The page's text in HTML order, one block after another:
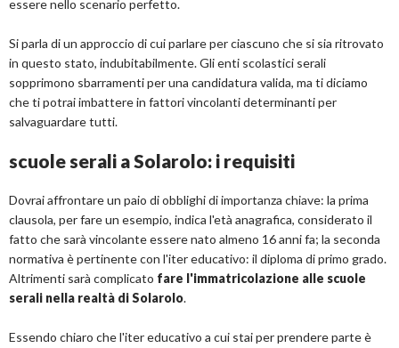
essere nello scenario perfetto.
Si parla di un approccio di cui parlare per ciascuno che si sia ritrovato
in questo stato, indubitabilmente. Gli enti scolastici serali
sopprimono sbarramenti per una candidatura valida, ma ti diciamo
che ti potrai imbattere in fattori vincolanti determinanti per
salvaguardare tutti.
scuole serali a Solarolo: i requisiti
Dovrai affrontare un paio di obblighi di importanza chiave: la prima
clausola, per fare un esempio, indica l'età anagrafica, considerato il
fatto che sarà vincolante essere nato almeno 16 anni fa; la seconda
normativa è pertinente con l'iter educativo: il diploma di primo grado.
Altrimenti sarà complicato fare l'immatricolazione alle scuole
serali nella realtà di Solarolo.
Essendo chiaro che l'iter educativo a cui stai per prendere parte è